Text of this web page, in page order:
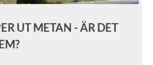
UT METAN - ÄR DET